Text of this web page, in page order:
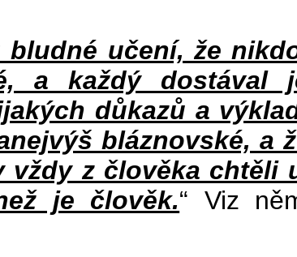
učení, že
a každý dostával
důkazů a
bláznovské, a
z člověka chtěli
je člověk.“ Viz